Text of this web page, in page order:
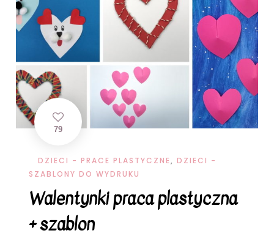
79
DZIECI - PRACE PLASTYCZNE, DZIECI -
SZABLONY DO WYDRUKU
Walentynki praca plastyczna
+ szablon